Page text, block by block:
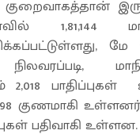
குறைவாகத்தான்
1,81,144
குணமாகி
பதிவாகி உள்ளன.